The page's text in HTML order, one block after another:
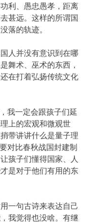
利、愚忠愚孝，距离
甚远。这样的所谓国
落的轨迹。
人并没有意识到在哪
舞术、巫术的东西，
在打着弘扬传统文化
我一定会跟孩子们延
上的宏观和微观世
带讲讲什么是量子理
对比春秋战国封建制
孩子们懂得国家、人
是对于他们有用的东
一句古诗来表达自己
我觉得也没啥。有继